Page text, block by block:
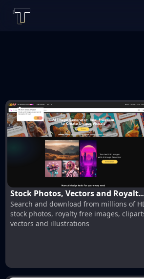
Stock Photos, Vectors and Royalty
Free Images from 123RF
Search and download from millions of
stock photos, royalty free images,
vectors and illustrations